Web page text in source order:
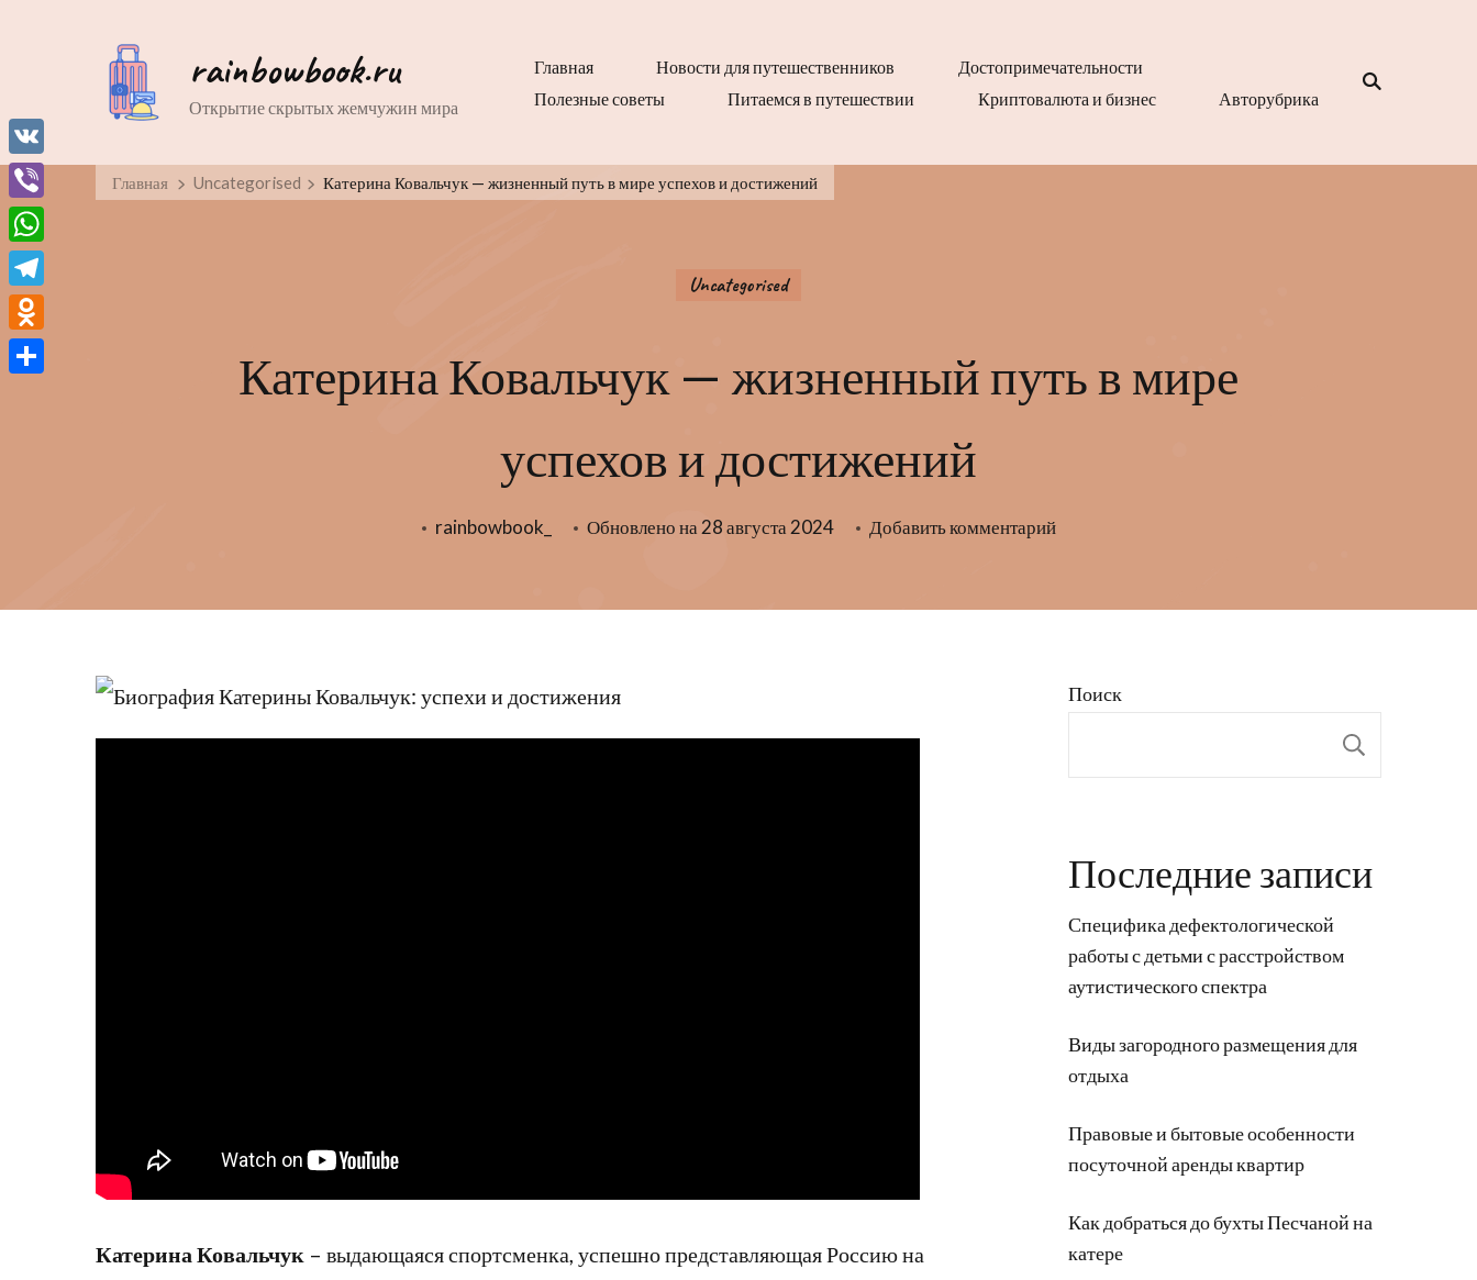
rainbowbook.ru
Открытие скрытых жемчужин мира
Главная Новости для путешественников
Достопримечательности
Полезные советы
Питаемся в путешествии Криптовалюта и бизнес Авторубрика
Главная Uncategorised Катерина Ковальчук — жизненный путь в мире успехов и достижений
Uncategorised
Катерина Ковальчук — жизненный путь в мире
успехов и достижений
rainbowbook_ Обновлено на 28 августа 2024 Добавить комментарийк
жизненный
Катерина Ковальчук – выдающаяся спортсменка, успешно представляющая Россию на
Поиск
Последние записи
Специфика дефектологической
работы с детьми с расстройством
аутистического спектра
Виды загородного размещения для
отдыха
Правовые и бытовые особенности
посуточной аренды квартир
Как добраться до бухты Песчаной на
катере
VK
Viber
WhatsApp
Telegram
Odnoklassniki